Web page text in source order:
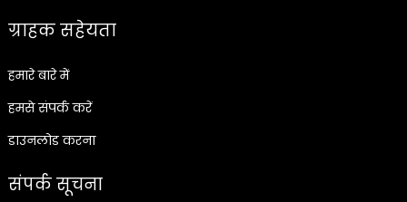
ग्राहक सहेयता
हमारे बारे में
हमसे संपर्क करें
डाउनलोड करना
संपर्क सूचना